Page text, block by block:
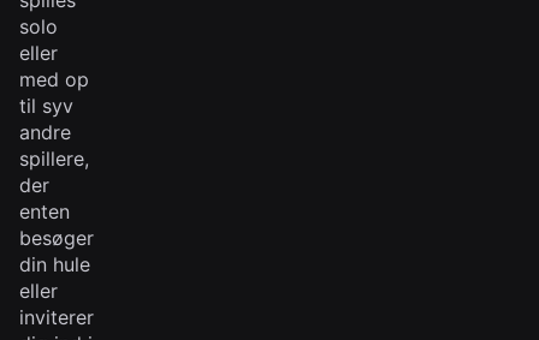
solo
eller
med op
til syv
andre
spillere,
der
enten
besøger
din hule
eller
inviterer